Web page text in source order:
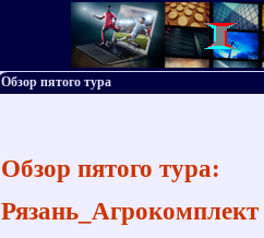
Обзор пятого тура
Обзор пятого тура: